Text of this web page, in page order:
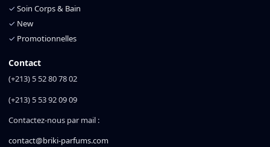
✓ Soin Corps & Bain
✓ New
✓ Promotionnelles
Contact
(+213) 5 52 80 78 02
(+213) 5 53 92 09 09
Contactez-nous par mail :
contact@briki-parfums.com